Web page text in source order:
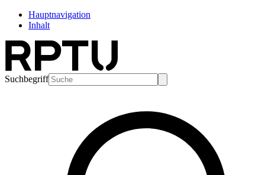
Hauptnavigation
Inhalt
Suchbegriff